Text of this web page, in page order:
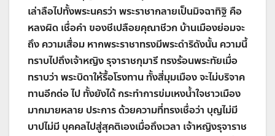
เล่าลือไปทั้งพระนครว่า พระราชากลายเป็นมิจฉาทิฐิ คือ
หลงผิด เชื่อคำ ของชีเปลือยคุณาชีวก บ้านเมืองย่อมจะ
ถึง ความเสื่อม หากพระราชาทรงมีพระดำริดังนั้น ความนี้
ทราบไปถึงเจ้าหญิง รุจาราชกุมารี ทรงร้อนพระทัยเมื่อ
ทราบว่า พระบิดาให้รื้อโรงทาน ทั้งสี่มุมเมือง จะไม่บริจาค
ทานอีกต่อ ไป ทั้งยังได้ กระทำการข่มเหงน้ำใจชาวเมือง
มากมายหลาย ประการ ด้วยความที่ทรงเชื่อว่า บุญไม่มี
บาปไม่มี บุคคลไปสู่สุคติเองเมื่อถึงเวลา เจ้าหญิงรุจาราช